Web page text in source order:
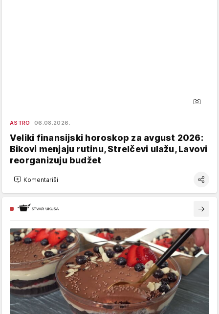
ASTRO 06.08.2026.
Veliki finansijski horoskop za avgust 2026:
Bikovi menjaju rutinu, Strelčevi ulažu, Lavovi
reorganizuju budžet
Komentariši